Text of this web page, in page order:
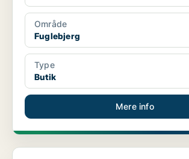
Område
Fuglebjerg
Type
Butik
Mere info
Ejendom i Køge